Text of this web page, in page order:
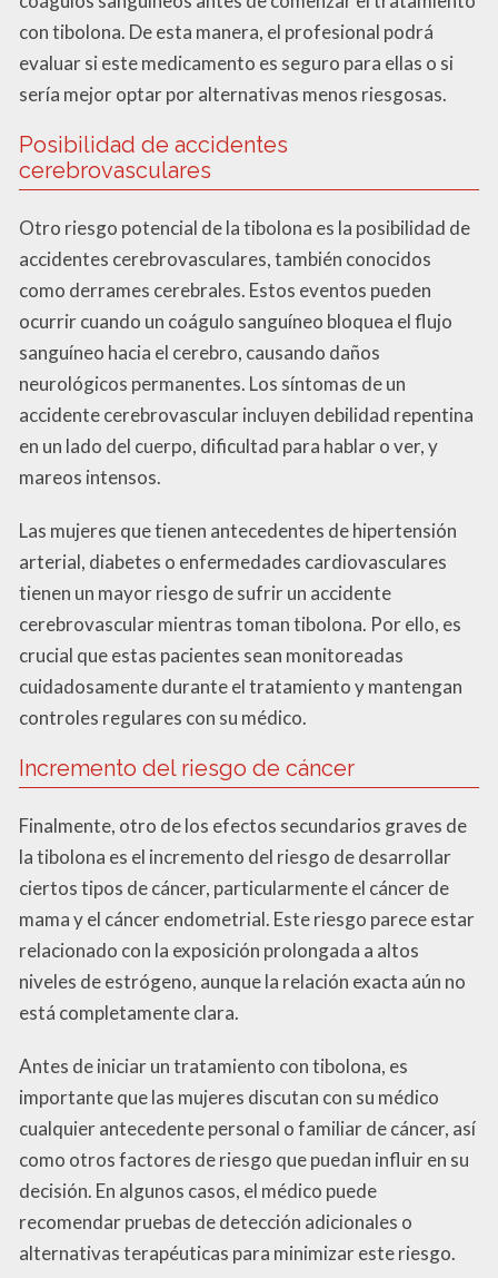
con tibolona. De esta manera, el profesional podrá
evaluar si este medicamento es seguro para ellas o si
sería mejor optar por alternativas menos riesgosas.
Posibilidad de accidentes
cerebrovasculares
Otro riesgo potencial de la tibolona es la posibilidad de
accidentes cerebrovasculares, también conocidos
como derrames cerebrales. Estos eventos pueden
ocurrir cuando un coágulo sanguíneo bloquea el flujo
sanguíneo hacia el cerebro, causando daños
neurológicos permanentes. Los síntomas de un
accidente cerebrovascular incluyen debilidad repentina
en un lado del cuerpo, dificultad para hablar o ver, y
mareos intensos.
Las mujeres que tienen antecedentes de hipertensión
arterial, diabetes o enfermedades cardiovasculares
tienen un mayor riesgo de sufrir un accidente
cerebrovascular mientras toman tibolona. Por ello, es
crucial que estas pacientes sean monitoreadas
cuidadosamente durante el tratamiento y mantengan
controles regulares con su médico.
Incremento del riesgo de cáncer
Finalmente, otro de los efectos secundarios graves de
la tibolona es el incremento del riesgo de desarrollar
ciertos tipos de cáncer, particularmente el cáncer de
mama y el cáncer endometrial. Este riesgo parece estar
relacionado con la exposición prolongada a altos
niveles de estrógeno, aunque la relación exacta aún no
está completamente clara.
Antes de iniciar un tratamiento con tibolona, es
importante que las mujeres discutan con su médico
cualquier antecedente personal o familiar de cáncer, así
como otros factores de riesgo que puedan influir en su
decisión. En algunos casos, el médico puede
recomendar pruebas de detección adicionales o
alternativas terapéuticas para minimizar este riesgo.